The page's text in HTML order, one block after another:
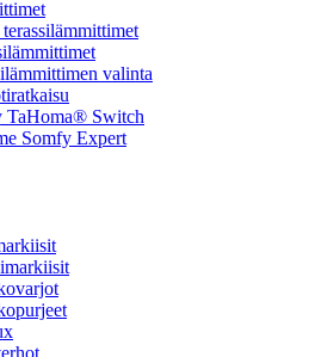
valinta
TaHoma® Switch
Somfy Expert